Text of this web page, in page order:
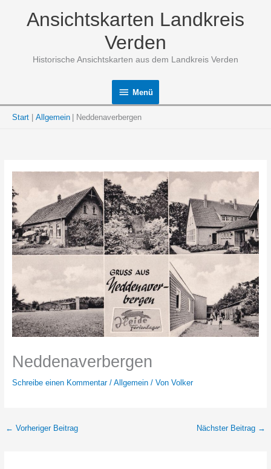
Ansichtskarten Landkreis
Verden
Historische Ansichtskarten aus dem Landkreis Verden
Menü
Menü
Start Allgemein Neddenaverbergen
Neddenaverbergen
Schreibe einen Kommentar / Allgemein/ Von Volker
← Vorheriger Beitrag Nächster Beitrag →